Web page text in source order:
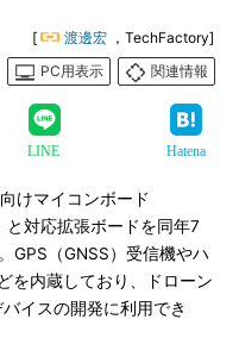
[ 渡邊宏 ，TechFactory]
PC用表示
関連情報
LINE Hatena
けマイコンボード
と対応拡張ボードを同年7
GPS（GNSS）受信機やハ
を内蔵しており、ドローン
イスの開発に利用でき